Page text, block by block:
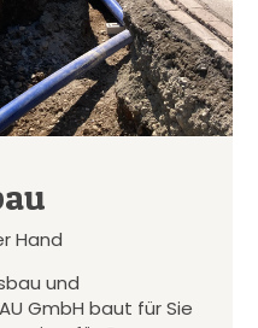
Hand
und
GmbH baut für Sie